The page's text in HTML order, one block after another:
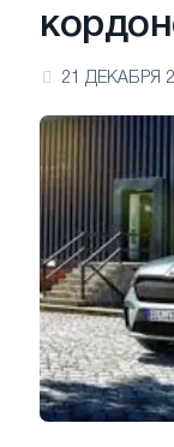
21 ДЕКАБРЯ